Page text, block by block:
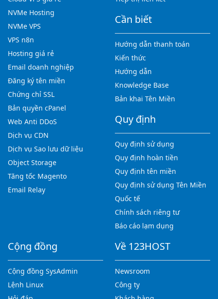
NVMe Hosting
NVMe VPS
VPS n8n
Hosting giá rẻ
Email doanh nghiệp
Đăng ký tên miền
Chứng chỉ SSL
Bản quyền cPanel
Web Anti DDoS
Dịch vụ CDN
Dịch vụ Sao lưu dữ liệu
Object Storage
Tăng tốc Magento
Email Relay
Cần biết
Hướng dẫn thanh toán
Kiến thức
Hướng dẫn
Knowledge Base
Bản khai Tên Miền
Quy định
Quy định sử dụng
Quy định hoàn tiền
Quy định tên miền
Quy định sử dụng Tên Miền
Quốc tế
Chính sách riêng tư
Báo cáo lạm dụng
Cộng đồng
Cộng đồng SysAdmin
Lệnh Linux
Về 123HOST
Newsroom
Công ty